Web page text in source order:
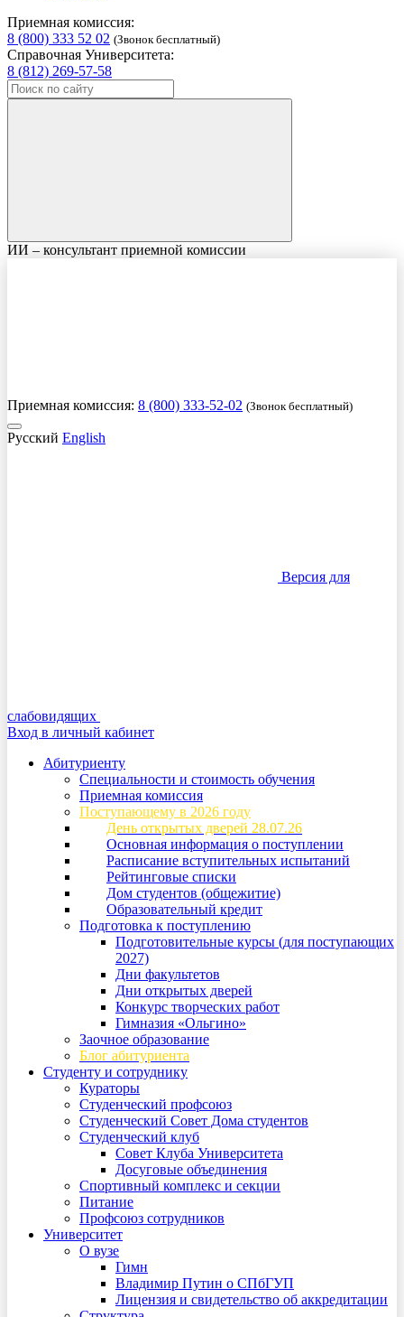
Приемная комиссия:
8 (800) 333 52 02 (Звонок бесплатный)
Справочная Университета:
8 (812) 269-57-58
ИИ – консультант приемной комиссии
Приемная комиссия: 8 (800) 333-52-02 (Звонок бесплатный)
Русский English
Версия для
слабовидящих
Вход в личный кабинет
Абитуриенту
Специальности и стоимость обучения
Приемная комиссия
Поступающему в 2026 году
День открытых дверей 28.07.26
Основная информация о поступлении
Расписание вступительных испытаний
Рейтинговые списки
Дом студентов (общежитие)
Образовательный кредит
Подготовка к поступлению
Подготовительные курсы (для поступающих
2027)
Дни факультетов
Дни открытых дверей
Конкурс творческих работ
Гимназия «Ольгино»
Заочное образование
Блог абитуриента
Студенту и сотруднику
Кураторы
Студенческий профсоюз
Студенческий Совет Дома студентов
Студенческий клуб
Совет Клуба Университета
Досуговые объединения
Спортивный комплекс и секции
Питание
Профсоюз сотрудников
Университет
О вузе
Гимн
Владимир Путин о СПбГУП
Лицензия и свидетельство об аккредитации